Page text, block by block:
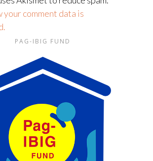
your comment data is
PAG-IBIG FUND